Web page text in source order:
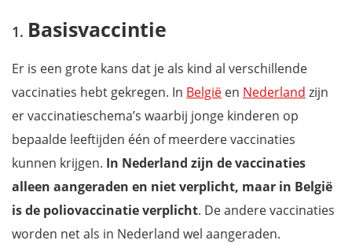
Basisvaccintie
Er is een grote kans dat je als kind al verschillende
vaccinaties hebt gekregen. In België en Nederland zijn
er vaccinatieschema’s waarbij jonge kinderen op
bepaalde leeftijden één of meerdere vaccinaties
kunnen krijgen. In Nederland zijn de vaccinaties
alleen aangeraden en niet verplicht, maar in België
is de poliovaccinatie verplicht. De andere vaccinaties
worden net als in Nederland wel aangeraden.